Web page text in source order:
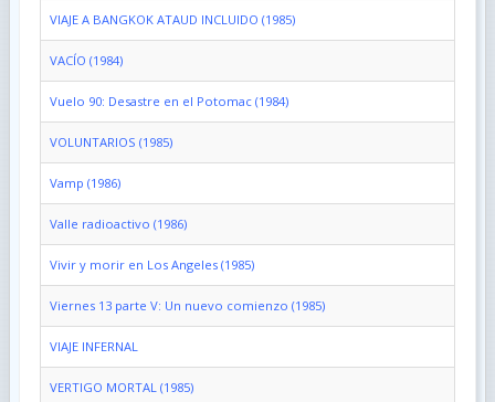
VIAJE A BANGKOK ATAUD INCLUIDO (1985)
VACÍO (1984)
Vuelo 90: Desastre en el Potomac (1984)
VOLUNTARIOS (1985)
Vamp (1986)
Valle radioactivo (1986)
Vivir y morir en Los Angeles (1985)
Viernes 13 parte V: Un nuevo comienzo (1985)
VIAJE INFERNAL
VERTIGO MORTAL (1985)